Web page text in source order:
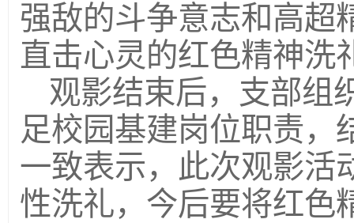
强敌的斗争意志和高超
直击心灵的红色精神洗
观影结束后，支部组
足校园基建岗位职责，
一致表示，此次观影活
性洗礼，今后要将红色